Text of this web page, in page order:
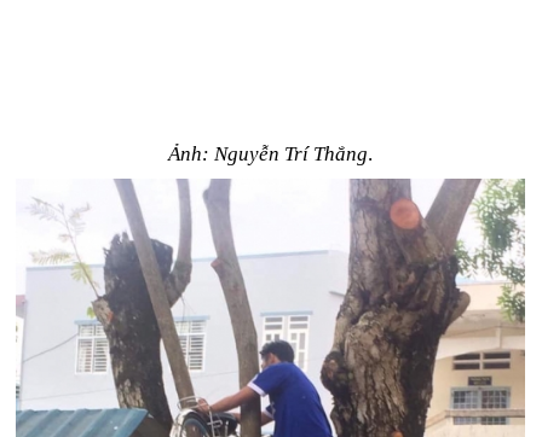
Ảnh: Nguyễn Trí Thắng.